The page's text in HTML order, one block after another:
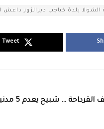
الشولا بلدة كباجب ديرالزور داعش
Tweet
إنتقاماً لقصف